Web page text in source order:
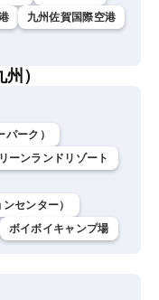
九州佐賀国際空港
）
ーク）
ーンランドリゾート
センター）
ボイボイキャンプ場